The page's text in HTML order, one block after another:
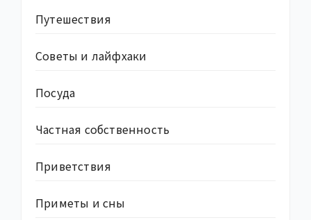
Путешествия
Советы и лайфхаки
Посуда
Частная собственность
Приветствия
Приметы и сны